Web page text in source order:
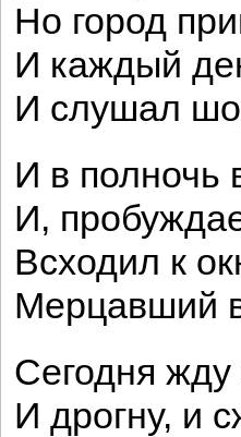
Но город
И каждый
И слушал
И в полночь
И,
Всходил к
Мерцавший
Сегодня жду
И дрогну, и